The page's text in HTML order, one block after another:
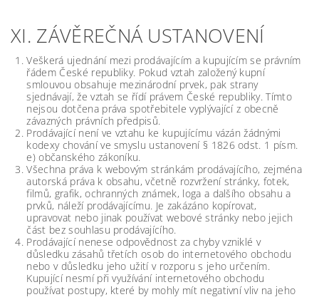
XI. ZÁVĚREČNÁ USTANOVENÍ
Veškerá ujednání mezi prodávajícím a kupujícím se právním
řádem České republiky. Pokud vztah založený kupní
smlouvou obsahuje mezinárodní prvek, pak strany
sjednávají, že vztah se řídí právem České republiky. Tímto
nejsou dotčena práva spotřebitele vyplývající z obecně
závazných právních předpisů.
Prodávající není ve vztahu ke kupujícímu vázán žádnými
kodexy chování ve smyslu ustanovení § 1826 odst. 1 písm.
e) občanského zákoníku.
Všechna práva k webovým stránkám prodávajícího, zejména
autorská práva k obsahu, včetně rozvržení stránky, fotek,
filmů, grafik, ochranných známek, loga a dalšího obsahu a
prvků, náleží prodávajícímu. Je zakázáno kopírovat,
upravovat nebo jinak používat webové stránky nebo jejich
část bez souhlasu prodávajícího.
Prodávající nenese odpovědnost za chyby vzniklé v
důsledku zásahů třetích osob do internetového obchodu
nebo v důsledku jeho užití v rozporu s jeho určením.
Kupující nesmí při využívání internetového obchodu
používat postupy, které by mohly mít negativní vliv na jeho